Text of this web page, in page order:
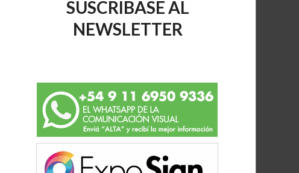
SUSCRIBASE AL
NEWSLETTER